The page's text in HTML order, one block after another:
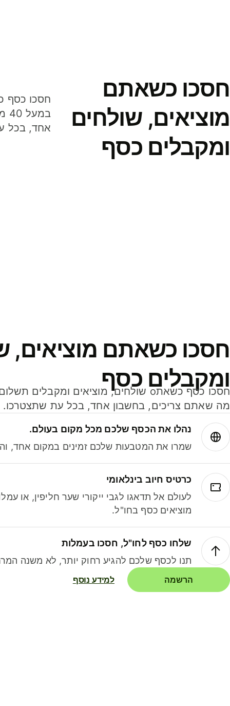
חסכו כשאתם
מוציאים, שולחים
ומקבלים כסף
אחד, בכל
חסכו כשאתם מוציאים,
ומקבלים כסף
מה שאתם צריכים, בחשבון אחד, בכל עת שתצטרכו.
נהלו את הכסף שלכם מכל מקום בעולם.
שמרו את המטבעות שלכם זמינים במקום אחד,
כרטיס חיוב בינלאומי
לעולם אל תדאגו לגבי ייקורי שער חליפין, או
מוציאים כסף בחו"ל.
שלחו כסף לחו"ל, חסכו בעמלות
תנו לכסף שלכם להגיע רחוק יותר, לא משנה
הרשמה למידע נוסף